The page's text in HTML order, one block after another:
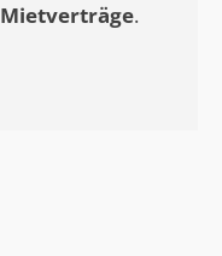
Mietverträge.